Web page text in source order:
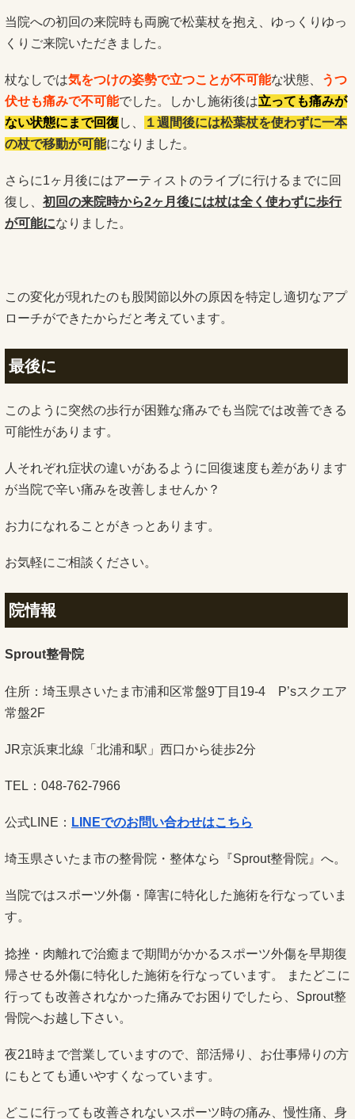
当院への初回の来院時も両腕で松葉杖を抱え、ゆっくりゆっ
くりご来院いただきました。
杖なしでは気をつけの姿勢で立つことが不可能な状態、
うつ
伏せも痛みで不可能でした。しかし施術後は立っても痛みが
ない状態にまで回復 し、
１週間後には松葉杖を使わずに一本
の杖で移動が可能になりました。
さらに1ヶ月後にはアーティストのライブに行けるまでに回
復し、 初回の来院時から2ヶ月後には杖は全く使わずに歩行
が可能になりました。
この変化が現れたのも股関節以外の原因を特定し適切なアプ
ローチができたからだと考えています。
最後に
このように突然の歩行が困難な痛みでも当院では改善できる
可能性があります。
人それぞれ症状の違いがあるように回復速度も差があります
が当院で辛い痛みを改善しませんか？
お力になれることがきっとあります。
お気軽にご相談ください。
院情報
Sprout整骨院
住所：埼玉県さいたま市浦和区常盤9丁目19-4 P’sスクエア
常盤2F
JR京浜東北線「北浦和駅」西口から徒歩2分
TEL：048-762-7966
公式LINE： LINEでのお問い合わせはこちら
埼玉県さいたま市の整骨院・整体なら『Sprout整骨院』へ。
当院ではスポーツ外傷・障害に特化した施術を行なっていま
す。
捻挫・肉離れで治癒まで期間がかかるスポーツ外傷を早期復
帰させる外傷に特化した施術を行なっています。 またどこに
行っても改善されなかった痛みでお困りでしたら、Sprout整
骨院へお越し下さい。
夜21時まで営業していますので、部活帰り、お仕事帰りの方
にもとても通いやすくなっています。
どこに行っても改善されないスポーツ時の痛み、慢性痛、身